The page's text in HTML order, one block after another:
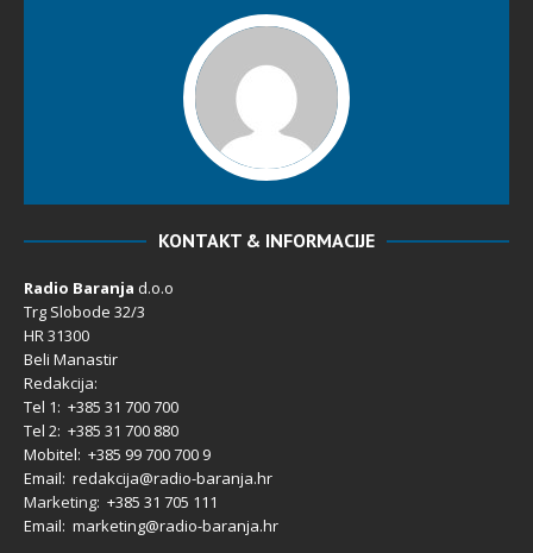
KONTAKT & INFORMACIJE
Radio Baranja d.o.o
Trg Slobode 32/3
HR 31300
Beli Manastir
Redakcija:
Tel 1: +385 31 700 700
Tel 2: +385 31 700 880
Mobitel: +385 99 700 700 9
Email: redakcija@radio-baranja.hr
Marketing: +385 31 705 111
Email: marketing@radio-baranja.hr